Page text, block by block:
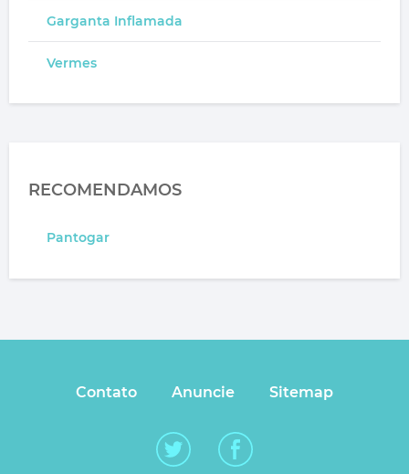
Garganta Inflamada
Vermes
RECOMENDAMOS
Pantogar
Contato Anuncie Sitemap